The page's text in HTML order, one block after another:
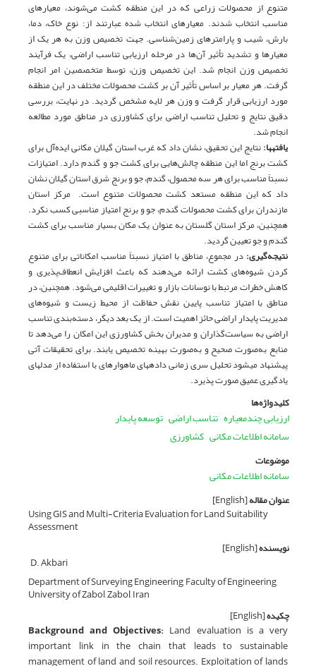
متنوع از محصولات زراعی که در این منطقه کشت می‌شوند، معیارهای
مناسب انتخاب شدند. معیارهای انتخاب شده عبارتند از: نوع خاک، دما،
بارش، شیب و پارامترهای زمین‌شناسی. جهت تخصیص وزن به هر یک از
معیارها و تشدید تأثیر آ‌ن‌ها در مرحله ارزیابی تناسب اراضی، یک فرآیند
تخصیص وزن انجام شد. این تخصیص وزن، توسط متخصصین امر انجام
گرفت. هر معیار بر اساس تأثیر آن بر کشت محصولات مختلف در این منطقه
مورد ارزیابی قرار گرفت و وزن هر لایه مشخص گردید. در نهایت، بررسی
دقیق نتایج و تحلیل تناسب اراضی برای کشاورزی در مناطق مورد مطالعه
انجام شد.
یافته­ها:نتایج این تحقیق، نشان داد که غرب استان گیلان مکانی ایده‌آل برای
کشت برنج اما این منطقه چالش‌هایی برای کشت جو و گندم دارد. امتیازات
نسبتاً مناسب برای هر سه محصول، گندم، جو و برنج شرق استان گیلان نشان
داد که این منطقه مستعد کشت محصولات متنوع است. مرکز استان
مازندران برای کشت محصولات گندم، جو و برنج امتیاز مناسبی کسب نکرد.
همچنین، مرکز استان گلستان به عنوان یک مکان بسیار مناسب برای کشت
گندم و جو تعیین گردید.
نتیجه‌گیری: در مجموع، مناطق با امتیاز نسبتاً مناسب امکاناتی برای متنوع
کردن شیوه‌های کشت ارائه می‌دهند که باعث افزایش انعطاف‌پذیری و
کاهش خطرات مرتبط با نوسانات بازار و تغییرات اقلیمی می‌شود. همچنین، در
مناطق با امتیاز تناسب پایین نقش حفاظت از محیط زیست و شیوه‌های
مدیریت پایدار اراضی حائز اهمیت است. از یک بعد دیگر، دسته‌بندی تناسب
اراضی به سیاست‌گذاران و مدیران بخش کشاورزی این امکان را می‌دهد تا
منابع به‌صورت صحیح و به‌صورت بهینه تخصیص یابند. برای تحقیقات آتی
پیشنهاد می­شود تحلیل سری زمانی داده­های ماهواره­ای با استفاده از مدل­های
یادگیری عمیق صورت پذیرد.
کلیدواژه‌ها
ارزیابی چندمعیاره تناسب اراضی توسعه پایدار
سامانه اطلاعات مکانی کشاورزی
موضوعات
سامانه اطلاعات مکانی
عنوان مقاله[English]
Using GIS and Multi-Criteria Evaluation for Land Suitability
Assessment
نویسنده[English]
D. Akbari
Department of Surveying Engineering, Faculty of Engineering,
University of Zabol, Zabol, Iran
چکیده[English]
Background and Objectives: Land evaluation is a very
important link in the chain that leads to sustainable
management of land and soil resources. Exploitation of lands